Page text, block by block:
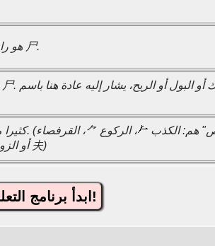
الشخص الذي يجلس على مؤخرتها 匕 هو راهبة 尸.
مع "شخص" هم: الكذب
، الركوع ⺈، القرفصاء 夂،
الماهر 才، المنحني マ، 卩، المتراجع 㔾 أو الزوج 夫)
ابدأ برنامج التعلم!